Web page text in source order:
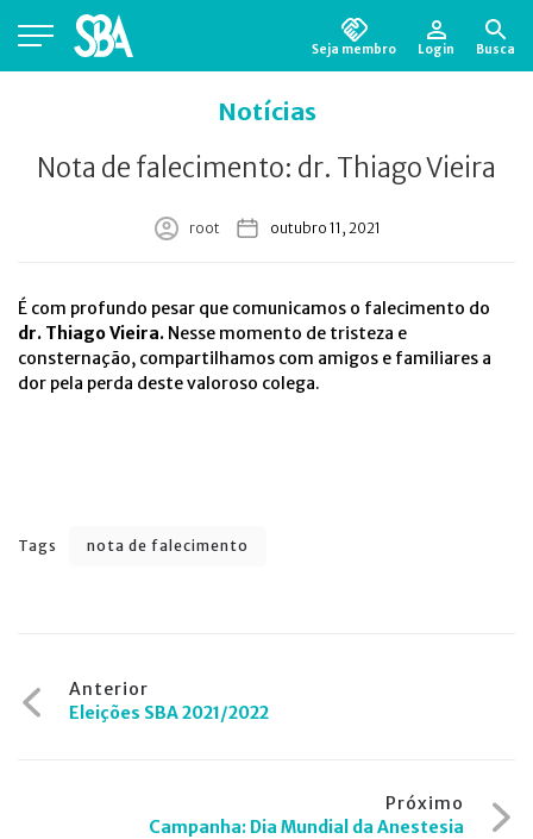
Seja membro Login Busca
Notícias
Nota de falecimento: dr. Thiago Vieira
root outubro 11, 2021
É com profundo pesar que comunicamos o falecimento do
dr. Thiago Vieira. Nesse momento de tristeza e
consternação, compartilhamos com amigos e familiares a
dor pela perda deste valoroso colega.
Tags nota de falecimento
Navegação
de
Anterior
Eleições SBA 2021/2022
Próximo
Campanha: Dia Mundial da Anestesia